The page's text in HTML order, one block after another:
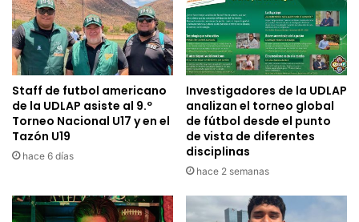
Staff de futbol americano
de la UDLAP asiste al 9.º
Torneo Nacional U17 y en el
Tazón U19
hace 6 días
Investigadores de la UDLAP
analizan el torneo global
de fútbol desde el punto
de vista de diferentes
disciplinas
hace 2 semanas